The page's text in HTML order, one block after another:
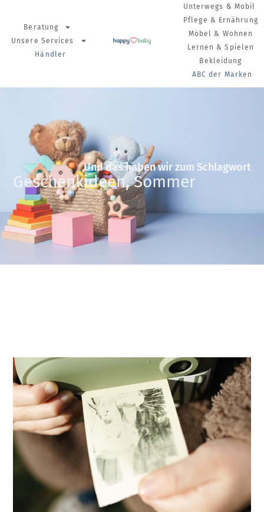
Beratung
Unsere Services
Händler
Unterwegs & Mobil
Pflege & Ernährung
Möbel & Wohnen
Lernen & Spielen
Bekleidung
ABC der Marken
Und das haben wir zum Schlagwort
Geschenkideen,Sommer